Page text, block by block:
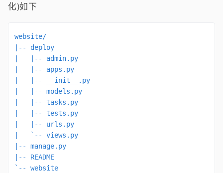
化)如下
website/
|-- deploy
|   |-- admin.py
|   |-- apps.py
|   |-- __init__.py
|   |-- models.py
|   |-- tasks.py
|   |-- tests.py
|   |-- urls.py
|   `-- views.py
|-- manage.py
|-- README
`-- website